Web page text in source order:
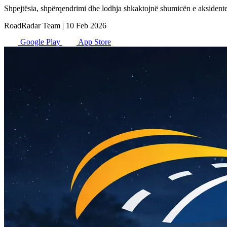
Shpejtësia, shpërqendrimi dhe lodhja shkaktojnë shumicën e
RoadRadar Team | 10 Feb 2026
Google Play
App Store